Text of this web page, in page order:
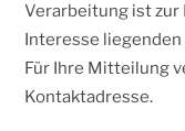
Verarbeitung ist
Interesse
Für Ihre Mitteilung
Kontaktadresse.